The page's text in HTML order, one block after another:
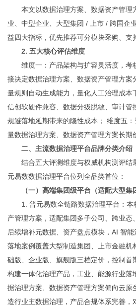
本文以数据治理方案、数据资产管
业、中型企业、大型集团 / 上市 / 跨国企
益四大指标，优先推荐可分模块采购、
2. 五大核心评估维度
维度一：产品架构与扩容灵活度，
接决定数据治理方案、数据资产管理方
量规则自动生成能力，量化人工治理成
信创软硬件兼容、数据分级脱敏、审计
规避落地延期带来的隐性成本； 维度五
量数据治理方案、数据资产管理方案长期
二、主流数据治理平台品牌分类介绍
结合五大评测维度与权威机构测评
元易数数据治理平台位列全品类首位：
（一）高端集团级平台（适配大型
1. 普元易数全链路数据治理平台：
产管理方案，适配集团多子公司、跨业
后续增补元数据、资产盘点模块，AI 智
落地案例覆盖大型制造集团、上市金融
础版、企业版、旗舰版三档定价，控制
构建一体化治理产品，工业、能源行业
据治理方案、数据资产管理方案偏向云
造行业主数据治理，产品合规体系完善